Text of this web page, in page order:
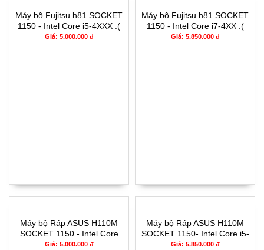
Máy bộ Fujitsu h81 SOCKET
1150 - Intel Core i5-4XXX .(
TH4) RAM 8G- 240G
Giá: 5.000.000 đ
Máy bộ Fujitsu h81 SOCKET
1150 - Intel Core i7-4XX .(
TH4) RAM 8G- 240G
Giá: 5.850.000 đ
Máy bộ Ráp ASUS H110M
SOCKET 1150 - Intel Core
i3-6xx .( TH6)RAM 4G-
Giá: 5.000.000 đ
Máy bộ Ráp ASUS H110M
SOCKET 1150- Intel Core i5-
6xx .( TH6)RAM 4G 120G
Giá: 5.850.000 đ